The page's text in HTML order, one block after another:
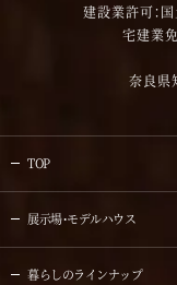
建設業許可：
宅建業
奈良県
TOP
展示場・モデルハウス
暮らしのラインナップ